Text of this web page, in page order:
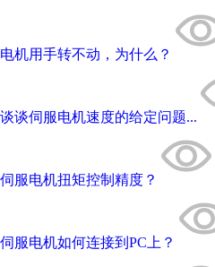
电机用手转不动，为什么？
谈谈伺服电机速度的给定问题...
伺服电机扭矩控制精度？
伺服电机如何连接到PC上？